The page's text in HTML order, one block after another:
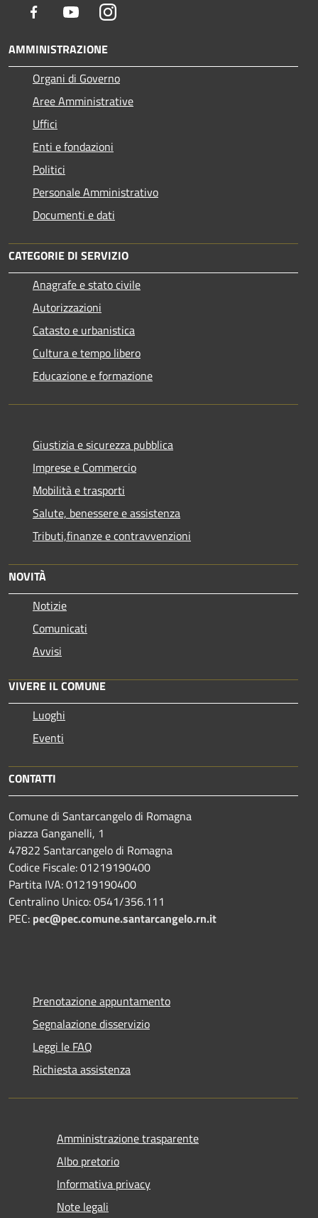
Facebook YoutubeInstagram
AMMINISTRAZIONE
Organi di Governo
Aree Amministrative
Uffici
Enti e fondazioni
Politici
Personale Amministrativo
Documenti e dati
CATEGORIE DI SERVIZIO
Anagrafe e stato civile
Autorizzazioni
Catasto e urbanistica
Cultura e tempo libero
Educazione e formazione
Giustizia e sicurezza pubblica
Imprese e Commercio
Mobilità e trasporti
Salute, benessere e assistenza
Tributi,finanze e contravvenzioni
NOVITÀ
Notizie
Comunicati
Avvisi
VIVERE IL COMUNE
Luoghi
Eventi
CONTATTI
Comune di Santarcangelo di Romagna
piazza Ganganelli, 1
47822 Santarcangelo di Romagna
Codice Fiscale: 01219190400
Partita IVA: 01219190400
Centralino Unico: 0541/356.111
PEC: pec@pec.comune.santarcangelo.rn.it
Prenotazione appuntamento
Segnalazione disservizio
Leggi le FAQ
Richiesta assistenza
Amministrazione trasparente
Albo pretorio
Informativa privacy
Note legali